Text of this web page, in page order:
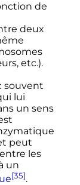
de
deux
etc.).
souvent
lui
un sens
peut
les
un
[35].